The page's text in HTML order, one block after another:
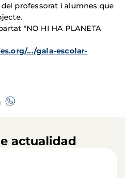
professorat i alumnes que
"NO HI HA PLANETA
.../gala-escolar-
actualidad